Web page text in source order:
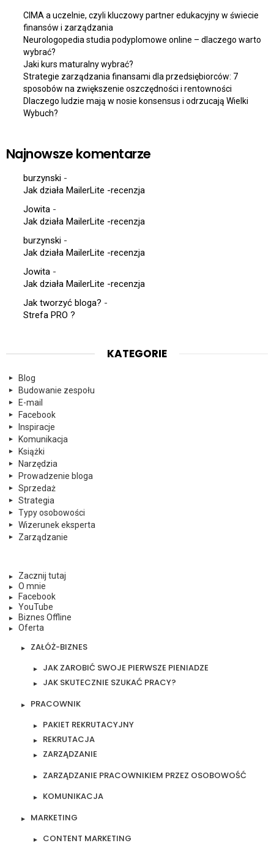
CIMA a uczelnie, czyli kluczowy partner edukacyjny w świecie
finansów i zarządzania
Neurologopedia studia podyplomowe online – dlaczego warto
wybrać?
Jaki kurs maturalny wybrać?
Strategie zarządzania finansami dla przedsiębiorców: 7
sposobów na zwiększenie oszczędności i rentowności
Dlaczego ludzie mają w nosie konsensus i odrzucają Wielki
Wybuch?
Najnowsze komentarze
burzynski -
Jak działa MailerLite -recenzja
Jowita -
Jak działa MailerLite -recenzja
burzynski -
Jak działa MailerLite -recenzja
Jowita -
Jak działa MailerLite -recenzja
Jak tworzyć bloga? -
Strefa PRO ?
KATEGORIE
Blog
Budowanie zespołu
E-mail
Facebook
Inspiracje
Komunikacja
Książki
Narzędzia
Prowadzenie bloga
Sprzedaż
Strategia
Typy osobowości
Wizerunek eksperta
Zarządzanie
Zacznij tutaj
O mnie
Facebook
YouTube
Biznes Offline
Oferta
ZAŁÓŻ-BIZNES
JAK ZAROBIĆ SWOJE PIERWSZE PIENIADZE
JAK SKUTECZNIE SZUKAĆ PRACY?
PRACOWNIK
PAKIET REKRUTACYJNY
REKRUTACJA
ZARZĄDZANIE
ZARZĄDZANIE PRACOWNIKIEM PRZEZ OSOBOWOŚĆ
KOMUNIKACJA
MARKETING
CONTENT MARKETING